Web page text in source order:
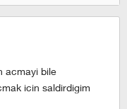
acmayi bile
icin saldirdigim